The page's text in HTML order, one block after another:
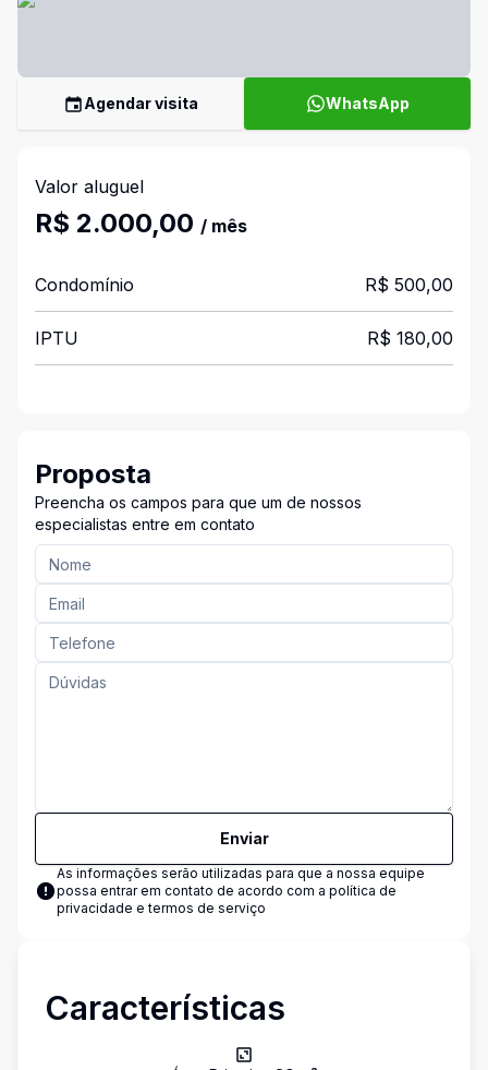
Agendar visita WhatsApp
Valor aluguel
R$ 2.000,00 / mês
Condomínio R$ 500,00
IPTU R$ 180,00
Proposta
Preencha os campos para que um de nossos
especialistas entre em contato
Enviar
As informações serão utilizadas para que a nossa equipe
possa entrar em contato de acordo com a política de
privacidade e termos de serviço
Características